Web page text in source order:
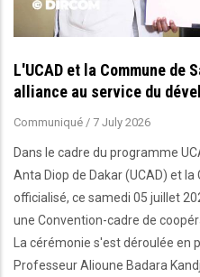
L'UCAD et la Commune de
alliance au service du
Communiqué / 7 July 2026
Dans le cadre du programme
Anta Diop de Dakar (UCAD) et
officialisé, ce samedi 05 juillet
une Convention-cadre de
La cérémonie s'est déroulée en
Professeur Alioune Badara